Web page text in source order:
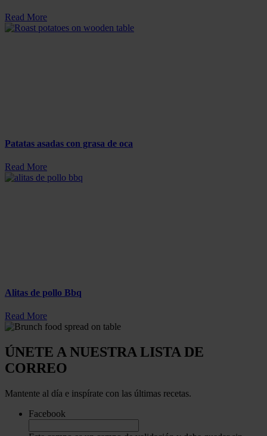
Read More
Patatas asadas con grasa de oca
Read More
Alitas de pollo Bbq
Read More
ÚNETE A NUESTRA LISTA DE
CORREO
Mantente al día e inspírate con las últimas recetas.
Facebook